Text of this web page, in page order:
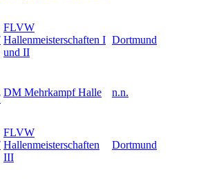
FLVW
Hallenmeisterschaften I
und II
Dortmund
DM Mehrkampf Halle n.n.
FLVW
Hallenmeisterschaften
III
Dortmund